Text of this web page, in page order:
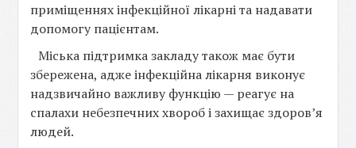
приміщеннях інфекційної лікарні та надавати
допомогу пацієнтам.
Міська підтримка закладу також має бути
збережена, адже інфекційна лікарня виконує
надзвичайно важливу функцію — реагує на
спалахи небезпечних хвороб і захищає здоров’я
людей.